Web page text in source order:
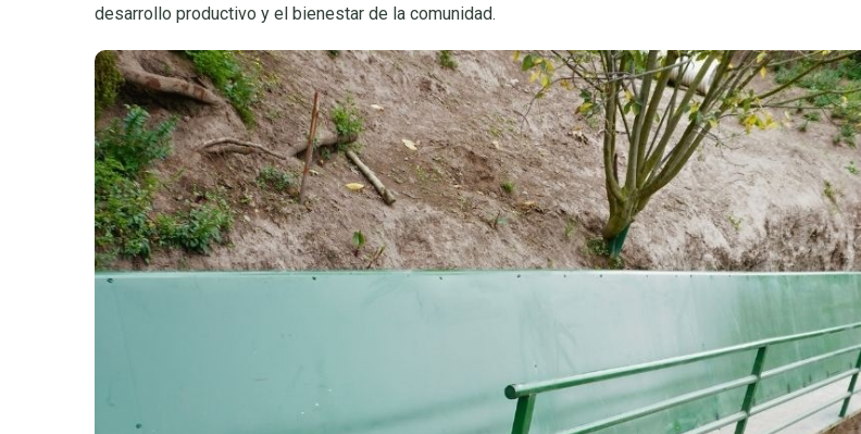
desarrollo productivo y el bienestar de la comunidad.